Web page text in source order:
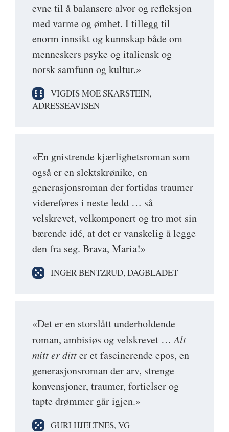
evne til å balansere alvor og refleksjon
med varme og ømhet. I tillegg til
enorm innsikt og kunnskap både om
menneskers psyke og italiensk og
norsk samfunn og kultur.»
VIGDIS MOE SKARSTEIN,
ADRESSEAVISEN
«En gnistrende kjærlighetsroman som
også er en slektskrønike, en
generasjonsroman der fortidas traumer
videreføres i neste ledd … så
velskrevet, velkomponert og tro mot sin
bærende idé, at det er vanskelig å legge
den fra seg. Brava, Maria!»
INGER BENTZRUD, DAGBLADET
«Det er en storslått underholdende
roman, ambisiøs og velskrevet …Alt
mitt er ditter et fascinerende epos, en
generasjonsroman der arv, strenge
konvensjoner, traumer, fortielser og
tapte drømmer går igjen.»
GURI HJELTNES, VG